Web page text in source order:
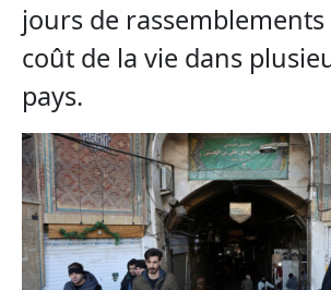
jours de
coût de la vie dans
pays.